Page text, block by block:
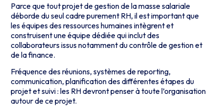
Parce que tout projet de gestion de la masse salariale
déborde du seul cadre purement RH, il est important que
les équipes des ressources humaines intègrent et
construisent une équipe dédiée qui inclut des
collaborateurs issus notamment du contrôle de gestion et
de la finance.
Fréquence des réunions, systèmes de reporting,
communication, planification des différentes étapes du
projet et suivi : les RH devront penser à toute l’organisation
autour de ce projet.